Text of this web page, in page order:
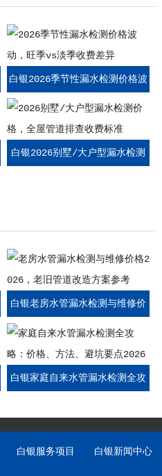
白银2026季节性漏水检测价格波
动，旺季vs淡季收费差异
白银2026别墅/大户型漏水检测
白银老房水管漏水检测与维修价
格2026，老旧管道改造方案参考
白银家庭自来水管漏水检测全攻
白银服务项目 白银新闻中心